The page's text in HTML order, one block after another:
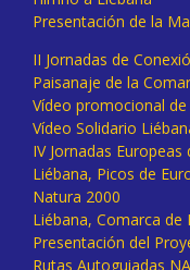
Presentación de la
II Jornadas de
Paisanaje de la
Vídeo promocional
Vídeo Solidario
IV Jornadas
Liébana, Picos de
Natura 2000
Liébana, Comarca de
Presentación del
Rutas Autoguiadas